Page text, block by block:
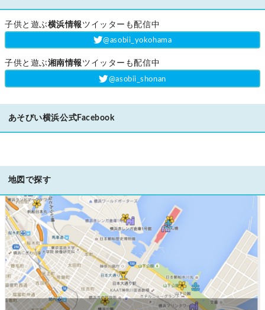
子供と遊ぶ横浜情報 ツイッターも配信中
‎@asobii_yokohama
子供と遊ぶ湘南情報 ツイッターも配信中
‎@asobii_shonan
あそびい横浜公式Facebook
地図で探す